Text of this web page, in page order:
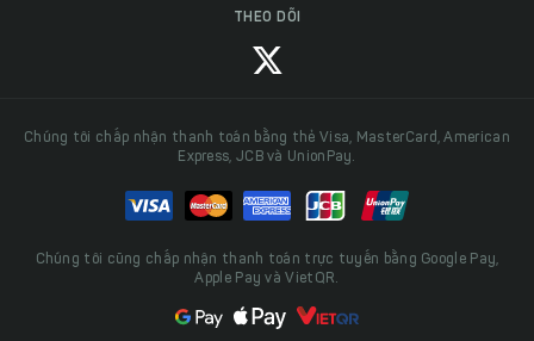
THEO DÕI
Chúng tôi chấp nhận thanh toán bằng thẻ Visa, MasterCard, American
Express, JCB và UnionPay.
Chúng tôi cũng chấp nhận thanh toán trực tuyến bằng Google Pay,
Apple Pay và VietQR.